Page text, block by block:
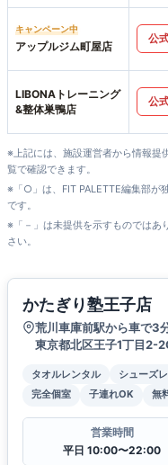
キャンペーン中
アップルジム町屋店
公
LIBONAトレーニング
&整体巣鴨店
公
※上記には、施設運営者から情報提
覧で確認できます。
※「○」は、FIT PALETTE編集部が
です。
※「－」は未提供を示すものではあ
さい。
かたぎり塾王子店
荒川車庫前駅から車で3
東京都北区王子1丁目2-
タオルレンタル シューズ
完全個室
子連れOK 無
営業時間
平日 10:00〜22:00